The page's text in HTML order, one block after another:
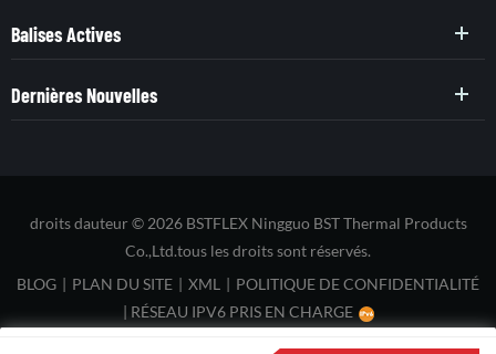
Balises Actives
Dernières Nouvelles
droits dauteur © 2026 BSTFLEX Ningguo BST Thermal Products
Co.,Ltd.tous les droits sont réservés.
BLOG | PLAN DU SITE | XML | POLITIQUE DE CONFIDENTIALITÉ
| RÉSEAU IPV6 PRIS EN CHARGE